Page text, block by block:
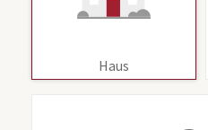
Haus